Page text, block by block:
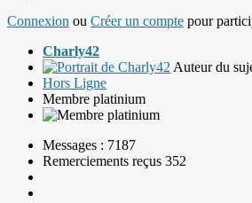
Connexion ou Créer un compte pour
Charly42
Auteur du
Hors Ligne
Membre platinium
Messages : 7187
Remerciements reçus 352